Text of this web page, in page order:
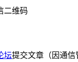
坛提交文章（因通